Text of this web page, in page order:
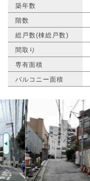
築年数
階数
総戸数(棟総戸数)
間取り
専有面積
バルコニー面積